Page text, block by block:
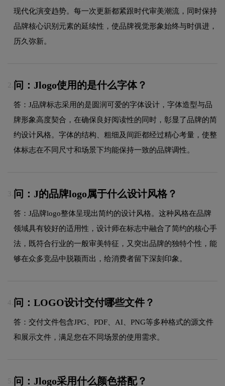
现代化演变趋势。每一次更新都紧跟时代审美潮流，同时保持
品牌核心识别元素的延续性，使品牌视觉形象始终与时俱进，
历久弥新。
2. 问：Jlogo使用的是什么字体？
答：J品牌标志采用的是圆润可爱的字体设计，字体造型与品
牌形象高度契合，在确保良好阅读性的同时，彰显了品牌的简
约设计风格。字体的结构、粗细及间距都经过精心考量，使整
体标志在不同尺寸和场景下均能保持一致的品牌调性。
3. 问：J的品牌logo属于什么设计风格？
答：J品牌logo整体呈现出简约的设计风格。这种风格在品牌
领域具有较好的适用性，设计师在标志中融合了简约的核心手
法，既符合行业的一般审美特征，又突出品牌的独特个性，能
够在众多竞品中脱颖而出，给消费者留下深刻印象。
4. 问：LOGO设计交付哪些文件？
答：交付文件包含JPG、PDF、AI、PNG等多种格式的源文件
和展示文件，满足您在不同场景的使用需求。
5. 问：Jlogo采用什么颜色搭配？